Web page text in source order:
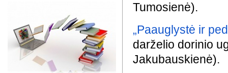
Tumosienė).
„Paauglystė ir
darželio dorinio
Jakubauskienė).